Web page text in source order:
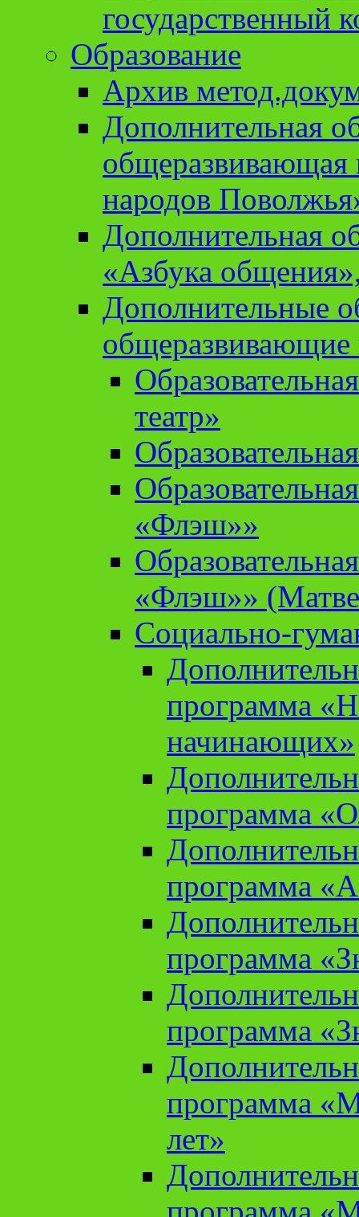
государственный
Образование
Архив
Дополнительная
народов
Дополнительная
«Азбука
Дополнительные
театр»
«Флэш»»
«Флэш»»
Социально-
программа
начинающих»
программа
программа
программа
программа
программа
лет»